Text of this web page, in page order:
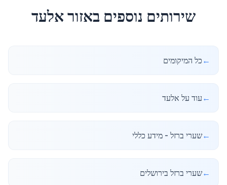
שירותים נוספים באזוראלעד
← כל המיקומים
← עוד על אלעד
←שערי ברזל - מידע כללי
←שערי ברזל בירושלים